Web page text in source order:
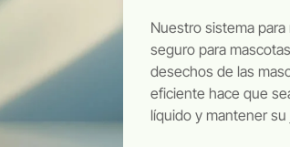
Nuestro sistema
seguro para
desechos de las
eficiente hace que
líquido y mantener